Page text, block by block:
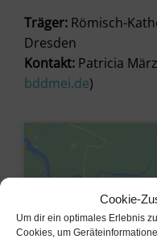
Cookie-
Um dir ein optimales Erlebnis
Cookies, um
Träger: Römisch-
Dresden
Kontakt: Patricia
bddmei.de)